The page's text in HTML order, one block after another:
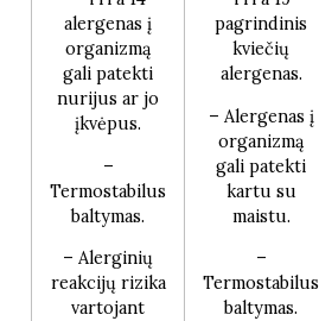
alergenas į
organizmą
gali patekti
nurijus ar jo
įkvėpus.
–
Termostabilus
baltymas.
– Alerginių
reakcijų rizika
vartojant
pagrindinis
kviečių
alergenas.
– Alergenas į
organizmą
gali patekti
kartu su
maistu.
–
Termostabilus
baltymas.